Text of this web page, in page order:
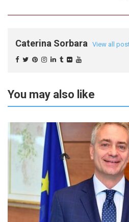
Caterina Sorbara View all
You may also like